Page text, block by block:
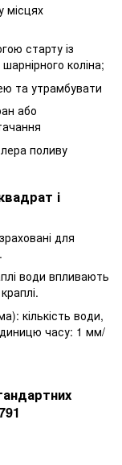
місцях
старту із
коліна;
та утрамбувати
або
поливу
і
для
води впливають
кількість води,
часу: 1 мм/